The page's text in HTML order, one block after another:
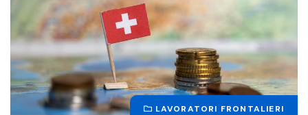
LAVORATORI FRONTALIERI